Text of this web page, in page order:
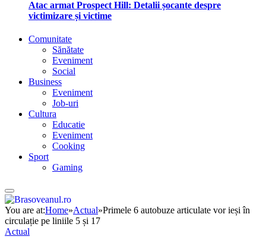
Atac armat Prospect Hill: Detalii șocante despre
victimizare și victime
Comunitate
Sănătate
Eveniment
Social
Business
Eveniment
Job-uri
Cultura
Educatie
Eveniment
Cooking
Sport
Gaming
You are at:Home»Actual»Primele 6 autobuze articulate vor ieși în
circulație pe liniile 5 și 17
Actual